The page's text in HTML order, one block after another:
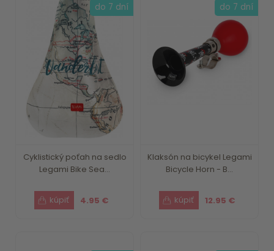
Cyklistický poťah na sedlo
Legami Bike Sea...
4.95 €
do 7 dní
Klaksón na bicykel Legami
Bicycle Horn - B...
12.95 €
do 7 dní